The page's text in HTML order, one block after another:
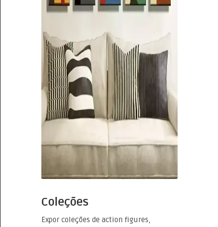
Coleções
Expor coleções de action figures,